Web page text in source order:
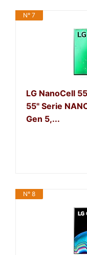
N° 7
LG NanoCell
55" Serie
Gen 5,...
N° 8